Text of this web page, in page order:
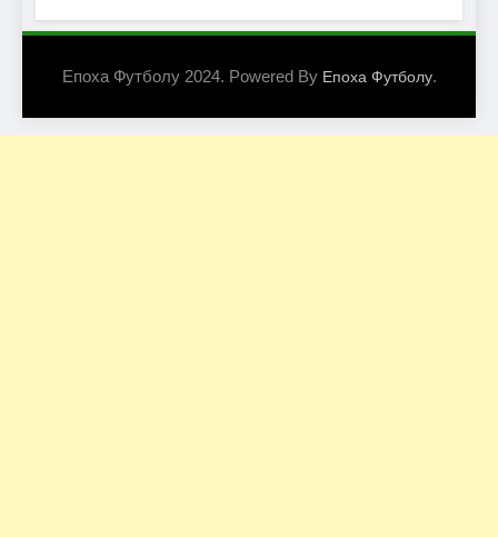
Епоха Футболу 2024. Powered By Епоха Футболу.